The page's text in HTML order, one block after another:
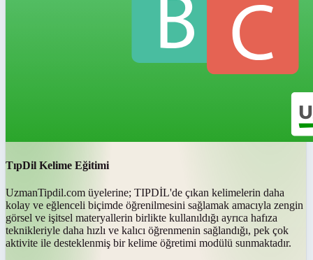
TıpDil Kelime Eğitimi
UzmanTipdil.com üyelerine; TIPDİL'de çıkan kelimelerin daha
kolay ve eğlenceli biçimde öğrenilmesini sağlamak amacıyla zengin
görsel ve işitsel materyallerin birlikte kullanıldığı ayrıca hafıza
teknikleriyle daha hızlı ve kalıcı öğrenmenin sağlandığı, pek çok
aktivite ile desteklenmiş bir kelime öğretimi modülü sunmaktadır.